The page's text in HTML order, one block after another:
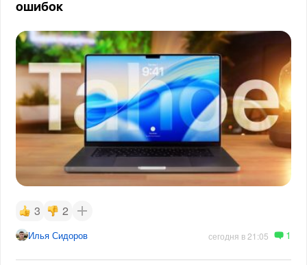
ошибок
3 2
Илья Сидоров сегодня в 21:05 1